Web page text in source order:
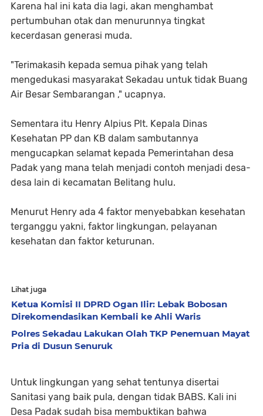
Karena hal ini kata dia lagi, akan menghambat
pertumbuhan otak dan menurunnya tingkat
kecerdasan generasi muda.
"Terimakasih kepada semua pihak yang telah
mengedukasi masyarakat Sekadau untuk tidak Buang
Air Besar Sembarangan ," ucapnya.
Sementara itu Henry Alpius Plt. Kepala Dinas
Kesehatan PP dan KB dalam sambutannya
mengucapkan selamat kepada Pemerintahan desa
Padak yang mana telah menjadi contoh menjadi desa-
desa lain di kecamatan Belitang hulu.
Menurut Henry ada 4 faktor menyebabkan kesehatan
terganggu yakni, faktor lingkungan, pelayanan
kesehatan dan faktor keturunan.
Lihat juga
Ketua Komisi II DPRD Ogan Ilir: Lebak Bobosan
Direkomendasikan Kembali ke Ahli Waris
Polres Sekadau Lakukan Olah TKP Penemuan Mayat
Pria di Dusun Senuruk
Untuk lingkungan yang sehat tentunya disertai
Sanitasi yang baik pula, dengan tidak BABS. Kali ini
Desa Padak sudah bisa membuktikan bahwa